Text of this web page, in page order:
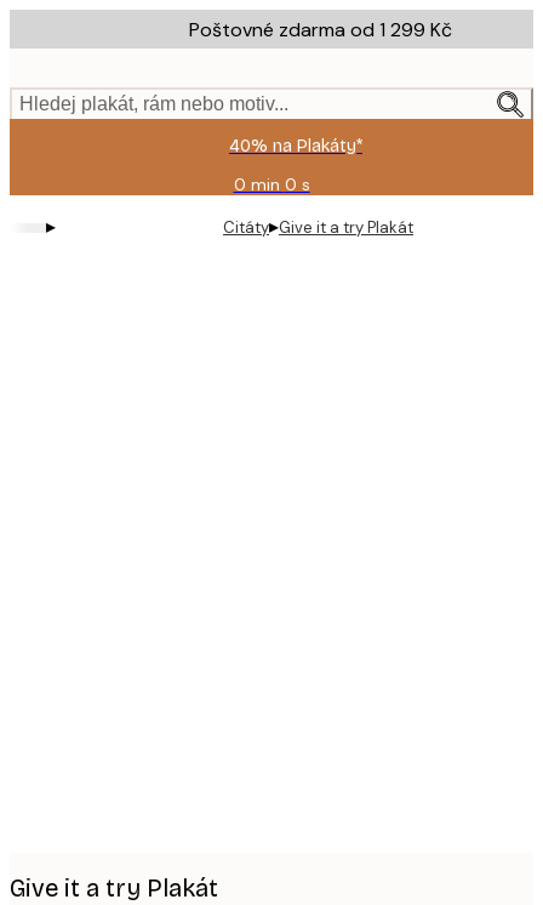
to
content.
Poštovné zdarma od 1 299 Kč
Hledej plakát, rám nebo motiv...
40% na Plakáty*
0 min 0 s
Platné
do:
2026-
▸ Citáty▸Give it a try Plakát
Give it a try Plakát